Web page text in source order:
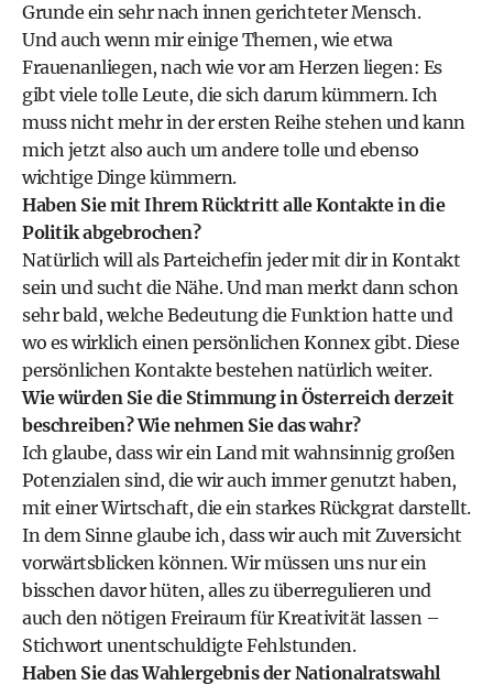
Grunde ein sehr nach innen gerichteter Mensch.
Und auch wenn mir einige Themen, wie etwa
Frauenanliegen, nach wie vor am Herzen liegen: Es
gibt viele tolle Leute, die sich darum kümmern. Ich
muss nicht mehr in der ersten Reihe stehen und kann
mich jetzt also auch um andere tolle und ebenso
wichtige Dinge kümmern.
Haben Sie mit Ihrem Rücktritt alle Kontakte in die
Politik abgebrochen?
Natürlich will als Parteichefin jeder mit dir in Kontakt
sein und sucht die Nähe. Und man merkt dann schon
sehr bald, welche Bedeutung die Funktion hatte und
wo es wirklich einen persönlichen Konnex gibt. Diese
persönlichen Kontakte bestehen natürlich weiter.
Wie würden Sie die Stimmung in Österreich derzeit
beschreiben? Wie nehmen Sie das wahr?
Ich glaube, dass wir ein Land mit wahnsinnig großen
Potenzialen sind, die wir auch immer genutzt haben,
mit einer Wirtschaft, die ein starkes Rückgrat darstellt.
In dem Sinne glaube ich, dass wir auch mit Zuversicht
vorwärtsblicken können. Wir müssen uns nur ein
bisschen davor hüten, alles zu überregulieren und
auch den nötigen Freiraum für Kreativität lassen –
Stichwort unentschuldigte Fehlstunden.
Haben Sie das Wahlergebnis der Nationalratswahl